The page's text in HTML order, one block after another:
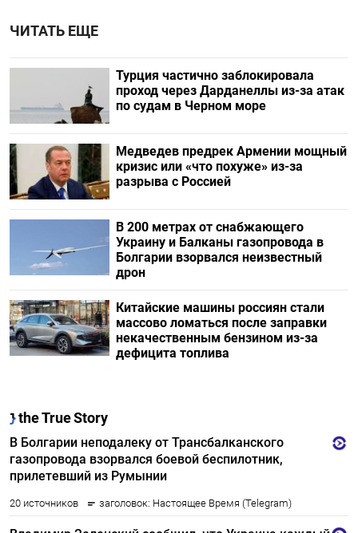
ЧИТАТЬ ЕЩЕ
Турция частично заблокировала
проход через Дарданеллы из-за атак
по судам в Черном море
Медведев предрек Армении мощный
кризис или «что похуже» из-за
разрыва с Россией
В 200 метрах от снабжающего
Украину и Балканы газопровода в
Болгарии взорвался неизвестный
дрон
Китайские машины россиян стали
массово ломаться после заправки
некачественным бензином из-за
дефицита топлива